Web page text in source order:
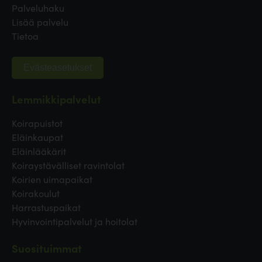
Palveluhaku
Lisää palvelu
Tietoa
Evästeasetukset
Koirapuistot
Eläinkaupat
Eläinlääkärit
Koiraystävälliset ravintolat
Koirien uimapaikat
Koirakoulut
Harrastuspaikat
Hyvinvointipalvelut ja hoitolat